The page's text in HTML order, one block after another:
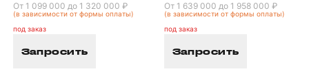
От 1 099 000 до 1 320 000 ₽
(в зависимости от формы оплаты)
под заказ
Запросить
От 1 639 000 до 1 958 000 ₽
(в зависимости от формы оплаты)
под заказ
Запросить